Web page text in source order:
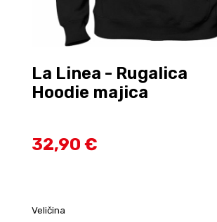
La Linea - Rugalica
Hoodie majica
32,90 €
Veličina